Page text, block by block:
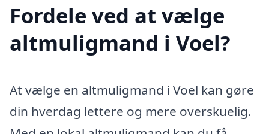
Fordele ved at vælge
altmuligmand i Voel?
At vælge en altmuligmand i Voel kan gøre
din hverdag lettere og mere overskuelig.